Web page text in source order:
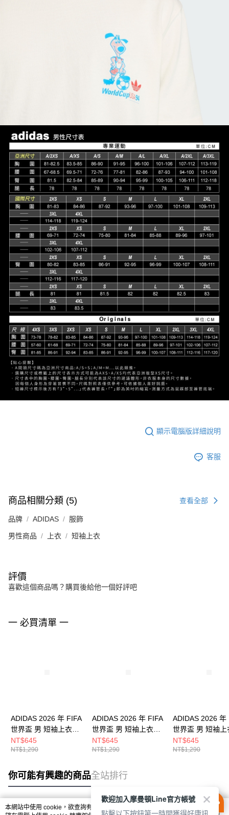
顯示電腦版詳細說明
客服
商品相關分類 (5) 查看全部
品牌 ADIDAS 服飾
男性商品 上衣 短袖上衣
評價
喜歡這個商品嗎？購買後給他一個好評吧
一 必買清單 一
ADIDAS 2026 年 FIFA
世界盃 男 短袖上衣
KE2037
NT$645
NT$1,290
ADIDAS 2026 年 FIFA
世界盃 男 短袖上衣
KC3833
NT$645
NT$1,290
ADIDAS 2026 年
世界盃 男 短袖上
KE2038
NT$645
NT$1,290
你可能有興趣的商品全站排行
本網站中使用 cookie，欲查詢有關本網站使用 cookie 方式之詳情，及若您不希
歡迎加入摩曼頓Line官方帳號
點擊以下按鈕第一時間獲得好康訊